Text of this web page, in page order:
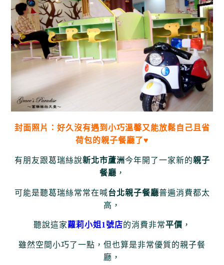
封面照片：好久沒有遇到小巧溫馨又能放鬆自己且省
荷包的親子餐廳了♥
有朋友跟葛瑞絲說新北市蘆洲今年開了一家新的親子
餐廳 ，
可能是聽葛瑞絲常常在喊台北親子餐廳普遍消費都太
高，
聽說這家蘿莉小姐1號店的消費非常平價 ，
雖然空間小巧了一點，但也算是非常優質的親子餐
廳，